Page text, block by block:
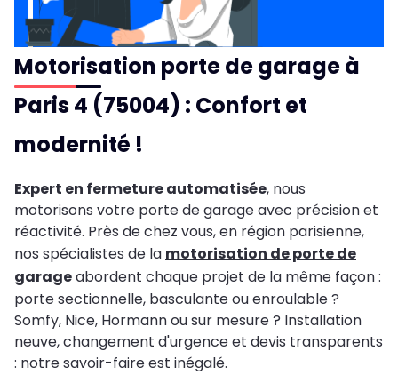
Motorisation porte de garage à
Paris 4 (75004) : Confort et
modernité !
Expert en fermeture automatisée, nous
motorisons votre porte de garage avec précision et
réactivité. Près de chez vous, en région parisienne,
nos spécialistes de la motorisation de porte de
garageabordent chaque projet de la même façon :
porte sectionnelle, basculante ou enroulable ?
Somfy, Nice, Hormann ou sur mesure ? Installation
neuve, changement d'urgence et devis transparents
: notre savoir-faire est inégalé.